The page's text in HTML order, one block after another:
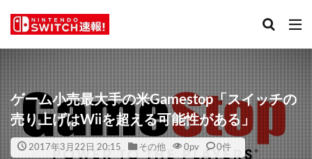
ゲーム小売最大手の米Gamestop「スイッチの
売り上げはWiiを超える可能性がある」
2017年3月22日 20:15 その他 0pv 0件